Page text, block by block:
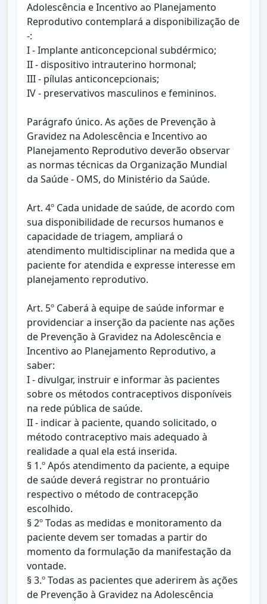
Adolescência e Incentivo ao Planejamento
Reprodutivo contemplará a disponibilização de
-:
I - Implante anticoncepcional subdérmico;
II - dispositivo intrauterino hormonal;
III - pílulas anticoncepcionais;
IV - preservativos masculinos e femininos.
Parágrafo único. As ações de Prevenção à
Gravidez na Adolescência e Incentivo ao
Planejamento Reprodutivo deverão observar
as normas técnicas da Organização Mundial
da Saúde - OMS, do Ministério da Saúde.
Art. 4º Cada unidade de saúde, de acordo com
sua disponibilidade de recursos humanos e
capacidade de triagem, ampliará o
atendimento multidisciplinar na medida que a
paciente for atendida e expresse interesse em
planejamento reprodutivo.
Art. 5º Caberá à equipe de saúde informar e
providenciar a inserção da paciente nas ações
de Prevenção à Gravidez na Adolescência e
Incentivo ao Planejamento Reprodutivo, a
saber:
I - divulgar, instruir e informar às pacientes
sobre os métodos contraceptivos disponíveis
na rede pública de saúde.
II - indicar à paciente, quando solicitado, o
método contraceptivo mais adequado à
realidade a qual ela está inserida.
§ 1.º Após atendimento da paciente, a equipe
de saúde deverá registrar no prontuário
respectivo o método de contracepção
escolhido.
§ 2º Todas as medidas e monitoramento da
paciente devem ser tomadas a partir do
momento da formulação da manifestação da
vontade.
§ 3.º Todas as pacientes que aderirem às ações
de Prevenção à Gravidez na Adolescência